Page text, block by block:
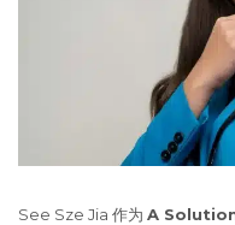
See Sze Jia 作为 A